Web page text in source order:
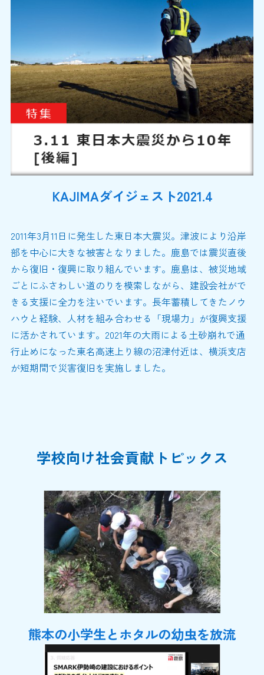
KAJIMAダイジェスト2021.4
2011年3月11日に発生した東日本大震災。津波により沿岸
部を中心に大きな被害となりました。鹿島では震災直後
から復旧・復興に取り組んでいます。鹿島は、被災地域
ごとにふさわしい道のりを模索しながら、建設会社がで
きる支援に全力を注いでいます。長年蓄積してきたノウ
ハウと経験、人材を組み合わせる「現場力」が復興支援
に活かされています。2021年の大雨による土砂崩れで通
行止めになった東名高速上り線の沼津付近は、横浜支店
が短期間で災害復旧を実施しました。
学校向け社会貢献トピックス
熊本の小学生とホタルの幼虫を放流